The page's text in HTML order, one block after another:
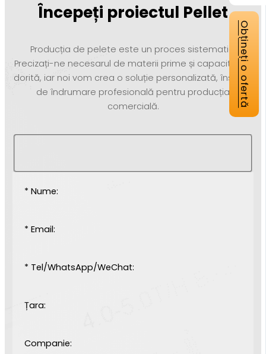
Începeți proiectul Pellet
Producția de pelete este un proces sistematic.
Precizați-ne necesarul de materii prime și capacitatea
dorită, iar noi vom crea o soluție personalizată, însoțită
de îndrumare profesională pentru producția
comercială.
* Nume:
* Email:
* Tel/WhatsApp/WeChat:
Țara:
Companie:
Obțineți o ofertă